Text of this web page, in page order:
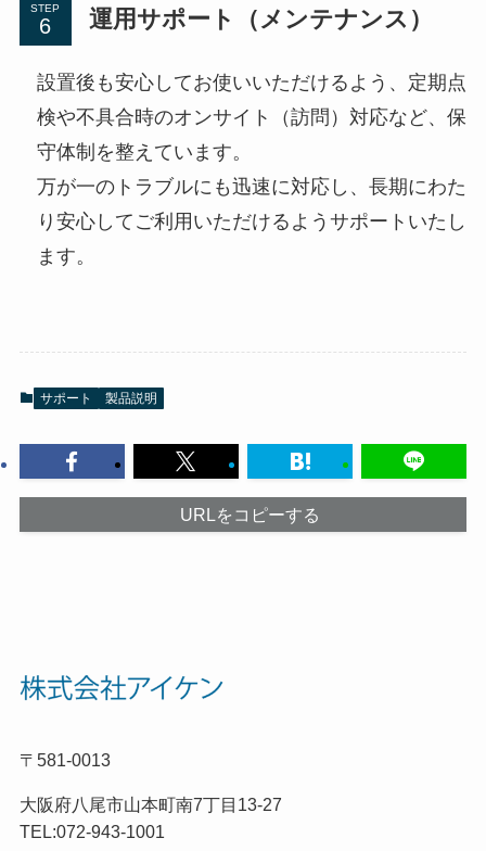
STEP 運用サポート（メンテナンス）
設置後も安心してお使いいただけるよう、定期点
検や不具合時のオンサイト（訪問）対応など、保
守体制を整えています。
万が一のトラブルにも迅速に対応し、長期にわた
り安心してご利用いただけるようサポートいたし
ます。
サポート 製品説明
URLをコピーする
〒581-0013
大阪府八尾市山本町南7丁目13-27
TEL:072-943-1001